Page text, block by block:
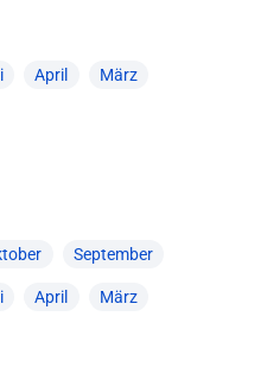
April März
September
April März